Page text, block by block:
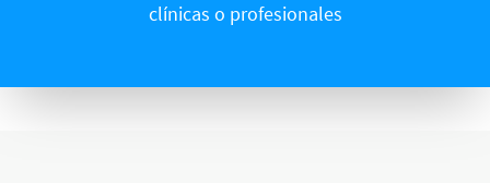
clínicas o profesionales